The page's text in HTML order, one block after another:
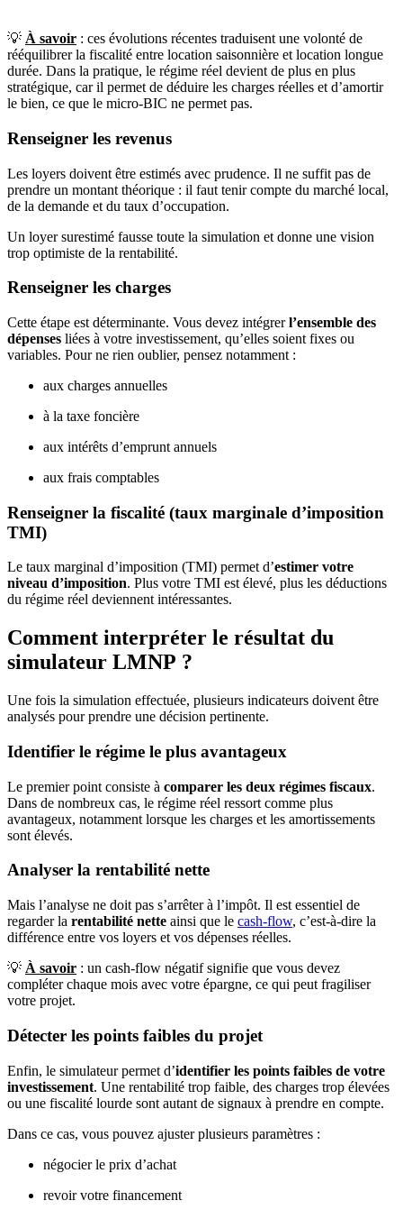
💡 À savoir : ces évolutions récentes traduisent une volonté de
rééquilibrer la fiscalité entre location saisonnière et location longue
durée. Dans la pratique, le régime réel devient de plus en plus
stratégique, car il permet de déduire les charges réelles et d’amortir
le bien, ce que le micro-BIC ne permet pas.
Renseigner les revenus
Les loyers doivent être estimés avec prudence. Il ne suffit pas de
prendre un montant théorique : il faut tenir compte du marché local,
de la demande et du taux d’occupation.
Un loyer surestimé fausse toute la simulation et donne une vision
trop optimiste de la rentabilité.
Renseigner les charges
Cette étape est déterminante. Vous devez intégrerl’ensemble des
dépenses liées à votre investissement, qu’elles soient fixes ou
variables. Pour ne rien oublier, pensez notamment :
aux charges annuelles
à la taxe foncière
aux intérêts d’emprunt annuels
aux frais comptables
Renseigner la fiscalité (taux marginale d’imposition
TMI)
Le taux marginal d’imposition (TMI) permet d’estimer votre
niveau d’imposition. Plus votre TMI est élevé, plus les déductions
du régime réel deviennent intéressantes.
Comment interpréter le résultat du
simulateur LMNP ?
Une fois la simulation effectuée, plusieurs indicateurs doivent être
analysés pour prendre une décision pertinente.
Identifier le régime le plus avantageux
Le premier point consiste à comparer les deux régimes fiscaux.
Dans de nombreux cas, le régime réel ressort comme plus
avantageux, notamment lorsque les charges et les amortissements
sont élevés.
Analyser la rentabilité nette
Mais l’analyse ne doit pas s’arrêter à l’impôt. Il est essentiel de
regarder la rentabilité nette ainsi que le cash-flow, c’est-à-dire la
différence entre vos loyers et vos dépenses réelles.
💡 À savoir : un cash-flow négatif signifie que vous devez
compléter chaque mois avec votre épargne, ce qui peut fragiliser
votre projet.
Détecter les points faibles du projet
Enfin, le simulateur permet d’identifier les points faibles de votre
investissement. Une rentabilité trop faible, des charges trop élevées
ou une fiscalité lourde sont autant de signaux à prendre en compte.
Dans ce cas, vous pouvez ajuster plusieurs paramètres :
négocier le prix d’achat
revoir votre financement